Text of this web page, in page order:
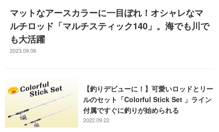
マットなアースカラーに一目ぼれ！オシャレなマ
ルチロッド「マルチスティック140」。海でも川で
も大活躍
2023.09.06
【釣りデビューに！】可愛いロッドとリー
ルのセット「Colorful Stick Set 」ライン
付属ですぐに釣りが始められる
2022.09.22